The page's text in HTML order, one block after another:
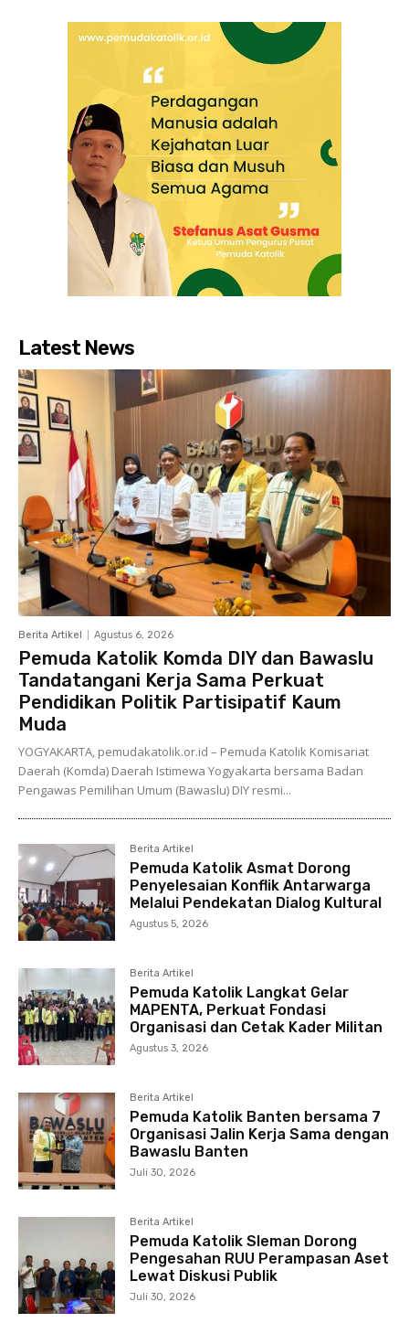
Latest News
Berita Artikel Agustus 6, 2026
Pemuda Katolik Komda DIY dan Bawaslu
Tandatangani Kerja Sama Perkuat
Pendidikan Politik Partisipatif Kaum
Muda
YOGYAKARTA, pemudakatolik.or.id – Pemuda Katolik Komisariat
Daerah (Komda) Daerah Istimewa Yogyakarta bersama Badan
Pengawas Pemilihan Umum (Bawaslu) DIY resmi...
Berita Artikel
Pemuda Katolik Asmat Dorong
Penyelesaian Konflik Antarwarga
Melalui Pendekatan Dialog Kultural
Agustus 5, 2026
Berita Artikel
Pemuda Katolik Langkat Gelar
MAPENTA, Perkuat Fondasi
Organisasi dan Cetak Kader Militan
Agustus 3, 2026
Berita Artikel
Pemuda Katolik Banten bersama 7
Organisasi Jalin Kerja Sama dengan
Bawaslu Banten
Juli 30, 2026
Berita Artikel
Pemuda Katolik Sleman Dorong
Pengesahan RUU Perampasan Aset
Lewat Diskusi Publik
Juli 30, 2026